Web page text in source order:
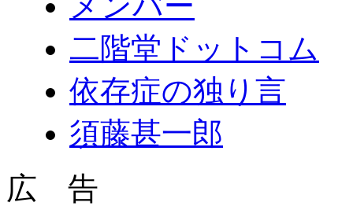
二階堂ドットコム
依存症の独り言
須藤甚一郎
広 告